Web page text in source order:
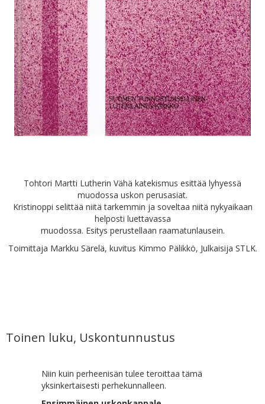
Tohtori Martti Lutherin Vähä katekismus esittää lyhyessä
muodossa uskon perusasiat.
Kristinoppi selittää niitä tarkemmin ja soveltaa niitä nykyaikaan
helposti luettavassa
muodossa. Esitys perustellaan raamatunlausein.
Toimittaja Markku Särelä, kuvitus Kimmo Pälikkö, Julkaisija STLK.
Toinen luku, Uskontunnustus
Niin kuin perheenisän tulee teroittaa tämä
yksinkertaisesti perhekunnalleen.